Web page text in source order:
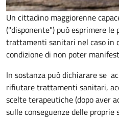
Un cittadino maggiorenne
("disponente") può esprimere
trattamenti sanitari nel caso in
condizione di non poter
In sostanza può dichiarare se
rifiutare trattamenti sanitari,
scelte terapeutiche (dopo aver
sulle conseguenze delle proprie